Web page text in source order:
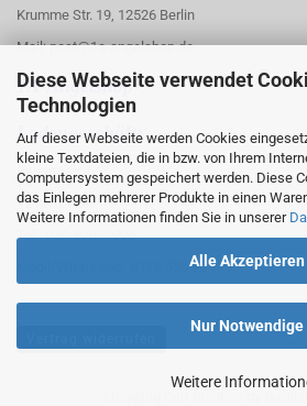
Diese Webseite verwendet
Technologien
Auf dieser Webseite werden Cookies
kleine Textdateien, die in bzw. von Ihrem
Computersystem gespeichert werden. Diese
das Einlegen mehrerer Produkte in einen
Weitere Informationen finden Sie in unserer
Alle Akzeptieren
Nur Notwendige
Weitere
Krumme Str. 19, 12526 Berlin
Mail: post@1a-angelshop.de
1A-Angelshop-
Ladengeschäft::
Regattastr. 66
12527 Berlin
Tel.: 030/67890006
Mobil/WhatsApp: 0176 550 90 773